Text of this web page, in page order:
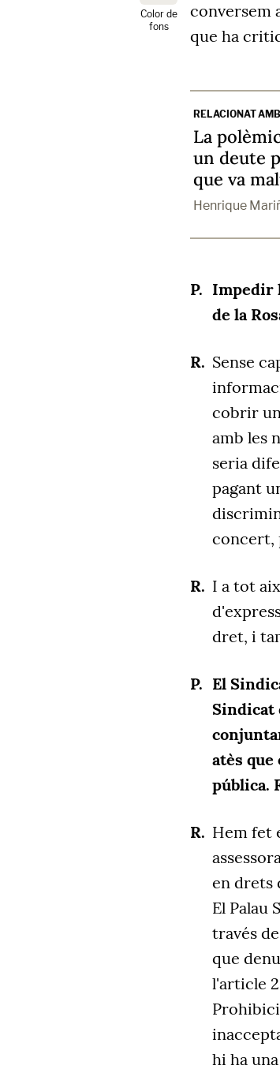
Color de
fons
conversem
que ha
RELACIONAT
La
un deute
que va
Henrique
Impedir
de la
Sense
cobrir
amb les
seria
pagant
concert,
I a tot
dret, i
El
Sindicat
atès
pública.
Hem fet
en drets
El Palau
través
que
l'article
hi ha